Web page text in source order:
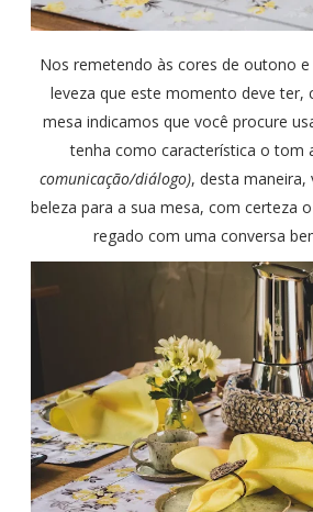
Nos remetendo às cores de outono
leveza que este momento deve ter,
mesa indicamos que você procure
tenha como característica o tom
comunicação/diálogo), desta maneira,
beleza para a sua mesa, com certeza
regado com uma conversa